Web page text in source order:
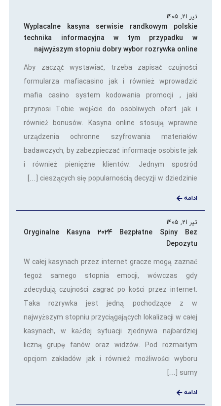
تیر 21, 1405
Wyplacalne kasyna serwisie randkowym polskie
technika informacyjna w tym przypadku w
najwyższym stopniu dobry wybor rozrywka online
Aby zacząć wystawiać, trzeba zapisać czujności
formularza mafiacasino jak i również wprowadzić
mafia casino system kodowania promocji , jaki
przynosi Tobie wejście do osobliwych ofert jak i
również bonusów. Kasyna online stosują wprawne
urządzenia ochronne szyfrowania materiałów
badawczych, by zabezpieczać informacje osobiste jak
i również pieniężne klientów. Jednym spośród
cieszących się popularnością decyzji w dziedzinie […]
ادامه
تیر 21, 1405
Oryginalne Kasyna 2024 Bezpłatne Spiny Bez
Depozytu
W całej kasynach przez internet gracze mogą zaznać
tegoż samego stopnia emocji, wówczas gdy
zdecydują czujności zagrać po kości przez internet.
Taka rozrywka jest jedną pochodzące z w
najwyższym stopniu przyciągających lokalizacji w całej
kasynach, w każdej sytuacji zjednywa najbardziej
liczną grupę fanów oraz widzów. Pod rozmaitym
opcjom zakładów jak i również możliwości wyboru
sumy […]
ادامه